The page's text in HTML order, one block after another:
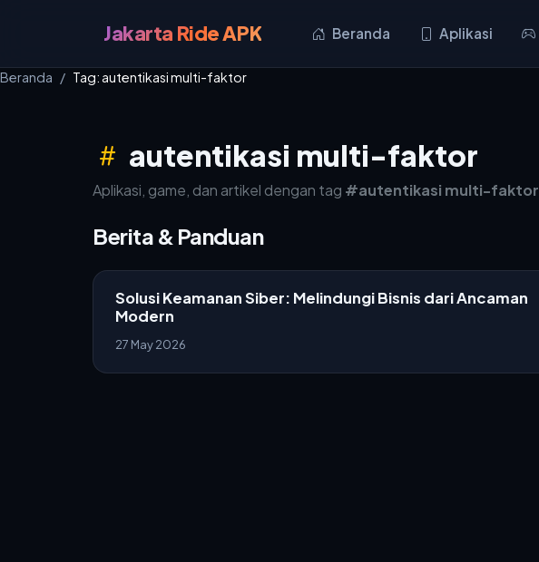
Jakarta Ride APK Beranda Aplikasi
Beranda Tag: autentikasi multi-faktor
autentikasi multi-faktor
Aplikasi, game, dan artikel dengan tag #autentikasi multi-faktor
Berita & Panduan
Solusi Keamanan Siber: Melindungi Bisnis dari Ancaman
Modern
27 May 2026